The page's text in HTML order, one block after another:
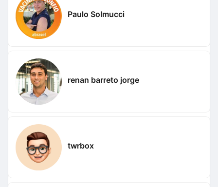
Paulo Solmucci
renan barreto jorge
twrbox